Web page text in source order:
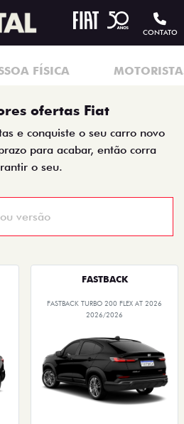
CONTATO
FÍSICA
ofertas Fiat
e conquiste o seu carro novo
para acabar, então corra
o seu.
FASTBACK
FASTBACK TURBO 200 FLEX AT 2026
2026/2026